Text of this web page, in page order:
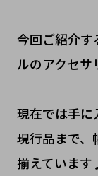
今回ご紹介す
ルのアクセサ
現在では手に
現行品まで、
揃えています